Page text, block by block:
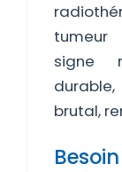
tumeur
signe
brutal,